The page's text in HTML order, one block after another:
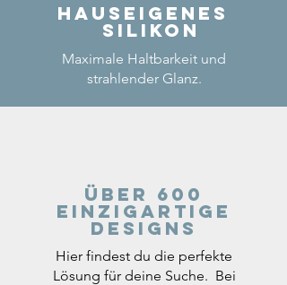
Hauseigenes
Silikon
Maximale Haltbarkeit und
strahlender Glanz.
Über 600
einzigartige
Designs
Hier findest du die perfekte
Lösung für deine Suche. Bei